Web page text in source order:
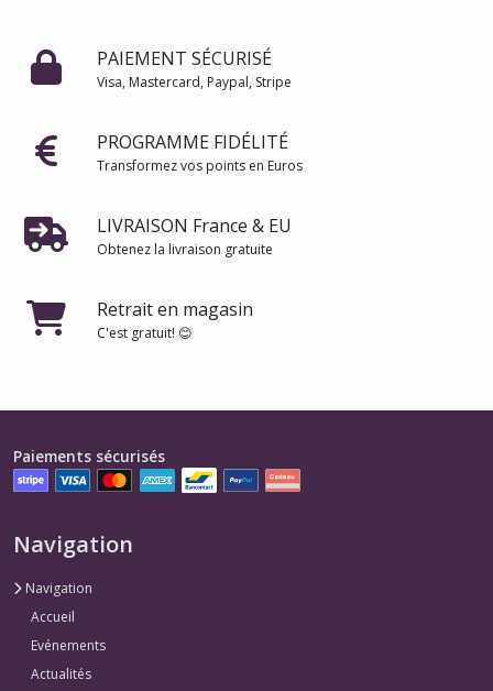
PAIEMENT SÉCURISÉ
Visa, Mastercard, Paypal, Stripe
PROGRAMME FIDÉLITÉ
Transformez vos points en Euros
LIVRAISON France & EU
Obtenez la livraison gratuite
Retrait en magasin
C'est gratuit! 😊
Paiements sécurisés
Navigation
Navigation
Accueil
Evénements
Actualités